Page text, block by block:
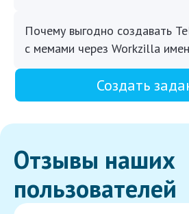
Почему выгодно создавать
с мемами через Workzilla
Создать
Отзывы наших
пользователей